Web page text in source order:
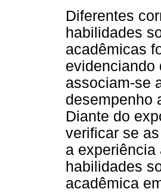
Diferentes
habilidades
acadêmicas
evidenciando
associam-se
desempenho
Diante do
verificar se
a experiência
habilidades
acadêmica